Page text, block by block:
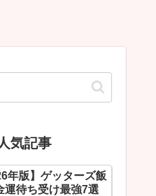
気記事
年版】ゲッターズ飯
運待ち受け最強7選